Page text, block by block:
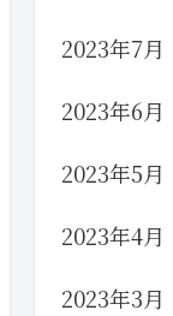
2023年7月
2023年6月
2023年5月
2023年4月
2023年3月